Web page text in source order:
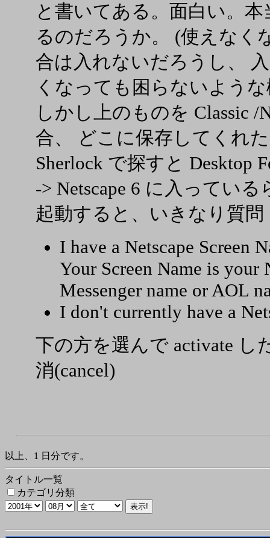
と書いてある。面白い。
るのだろうか。 (使えなく
合は入れないだろうし、
くなっても困らないよう
しかし上のものを Classic /
合、 どこに保存してくれ
Sherlock で探すと Desktop
-> Netscape 6 に入っている
起動すると、いきなり質問
I have a Netscape Screen
Your Screen Name is your
Messenger name or AOL
I don't currently have a
下の方を選んで activate
消(cancel)
以上、1 日分です。
タイトル一覧
カテゴリ分類